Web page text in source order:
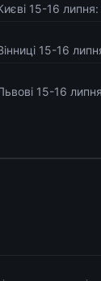
15-16
15-16
15-16